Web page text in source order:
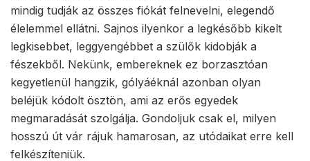
mindig tudják az összes fiókát felnevelni, elegendő
élelemmel ellátni. Sajnos ilyenkor a legkésőbb kikelt
legkisebbet, leggyengébbet a szülők kidobják a
fészekből. Nekünk, embereknek ez borzasztóan
kegyetlenül hangzik, gólyáéknál azonban olyan
beléjük kódolt ösztön, ami az erős egyedek
megmaradását szolgálja. Gondoljuk csak el, milyen
hosszú út vár rájuk hamarosan, az utódaikat erre kell
felkészíteniük.